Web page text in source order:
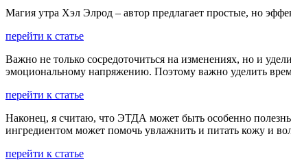
Магия утра Хэл Элрод – автор предлагает простые, но
перейти к статье
Важно не только сосредоточиться на изменениях, но и
эмоциональному напряжению. Поэтому важно уделить
перейти к статье
Наконец, я считаю, что ЭТДА может быть особенно
ингредиентом может помочь увлажнить и питать кожу и
перейти к статье